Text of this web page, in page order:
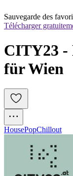
Sauvegarde des
Télécharger
CITY23 -
für Wien
HousePopChillout